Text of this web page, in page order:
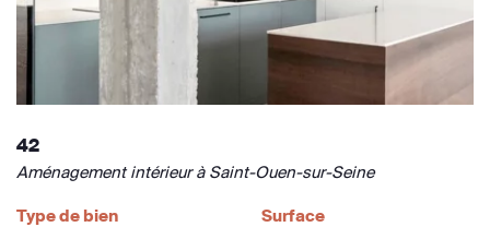
42
Aménagement intérieur à Saint-Ouen-sur-Seine
Type de bien
Surface